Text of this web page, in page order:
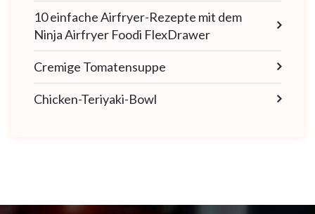
10 einfache Airfryer-Rezepte mit dem
Ninja Airfryer Foodi FlexDrawer
Cremige Tomatensuppe
Chicken-Teriyaki-Bowl